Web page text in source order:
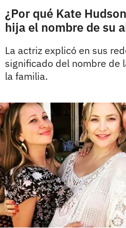
¿Por qué Kate
hija el nombre de su
La actriz explicó en sus
significado del nombre de
la familia.